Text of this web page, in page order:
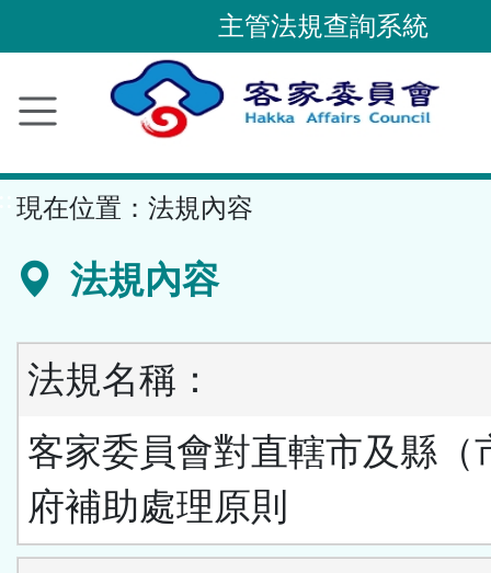
到
要
容
區
主管法規查詢系統
現在位置： 法規內容
法規內容
法規名稱：
客家委員會對直轄市及縣（
府補助處理原則